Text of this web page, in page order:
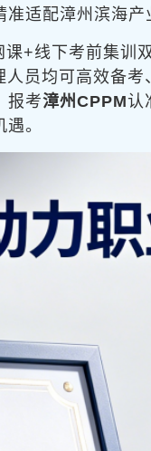
适配漳州滨海产
+线下考前集训
员均可高效备
报考漳州CPPM认
。